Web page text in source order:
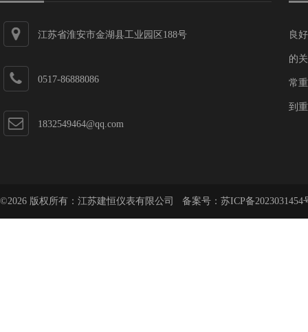
江苏省淮安市金湖县工业园区188号
0517-86888086
1832549464@qq.com
良
的
常
到
©2026 版权所有：江苏建恒仪表有限公司 备案号： 苏ICP备2023031454